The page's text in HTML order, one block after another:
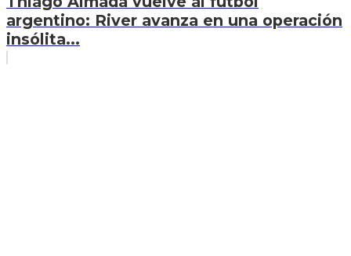
argentino: River avanza en una operación
insólita...